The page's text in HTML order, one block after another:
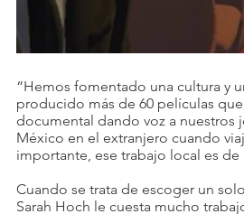
“Hemos fomentado una cultura y
producido más de 60 películas
documental dando voz a nuestros
México en el extranjero cuando
importante, ese trabajo local es
Cuando se trata de escoger un
Sarah Hoch le cuesta mucho